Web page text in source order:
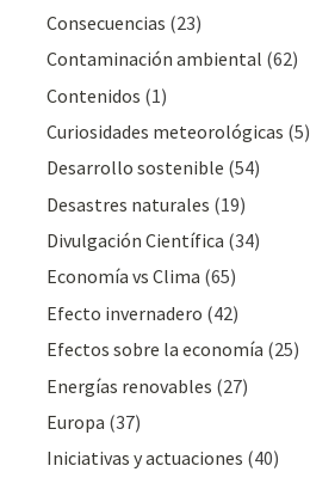
Consecuencias (23)
Contaminación ambiental (62)
Contenidos (1)
Curiosidades meteorológicas (5)
Desarrollo sostenible (54)
Desastres naturales (19)
Divulgación Cientí­fica (34)
Economía vs Clima (65)
Efecto invernadero (42)
Efectos sobre la economía (25)
Energías renovables (27)
Europa (37)
Iniciativas y actuaciones (40)